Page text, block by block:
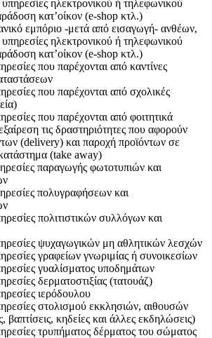
υπηρεσίες ηλεκτρονικού ή τηλεφωνικού
κατ’οίκον (e-shop κτλ.)
εμπόριο -μετά από εισαγωγή- ανθέων,
υπηρεσίες ηλεκτρονικού ή τηλεφωνικού
κατ’οίκον (e-shop κτλ.)
που παρέχονται από καντίνες
που παρέχονται από σχολικές
που παρέχονται από φοιτητικά
τις δραστηριότητες που αφορούν
(delivery) και παροχή προϊόντων σε
(take away)
παραγωγής φωτοτυπιών και
πολυγραφήσεων και
πολιτιστικών συλλόγων και
ψυχαγωγικών μη αθλητικών λεσχών
γραφείων γνωριμίας ή συνοικεσίων
γυαλίσματος υποδημάτων
δερματοστιξίας (τατουάζ)
ιερόδουλου
στολισμού εκκλησιών, αιθουσών
βαπτίσεις, κηδείες και άλλες εκδηλώσεις)
τρυπήματος δέρματος του σώματος